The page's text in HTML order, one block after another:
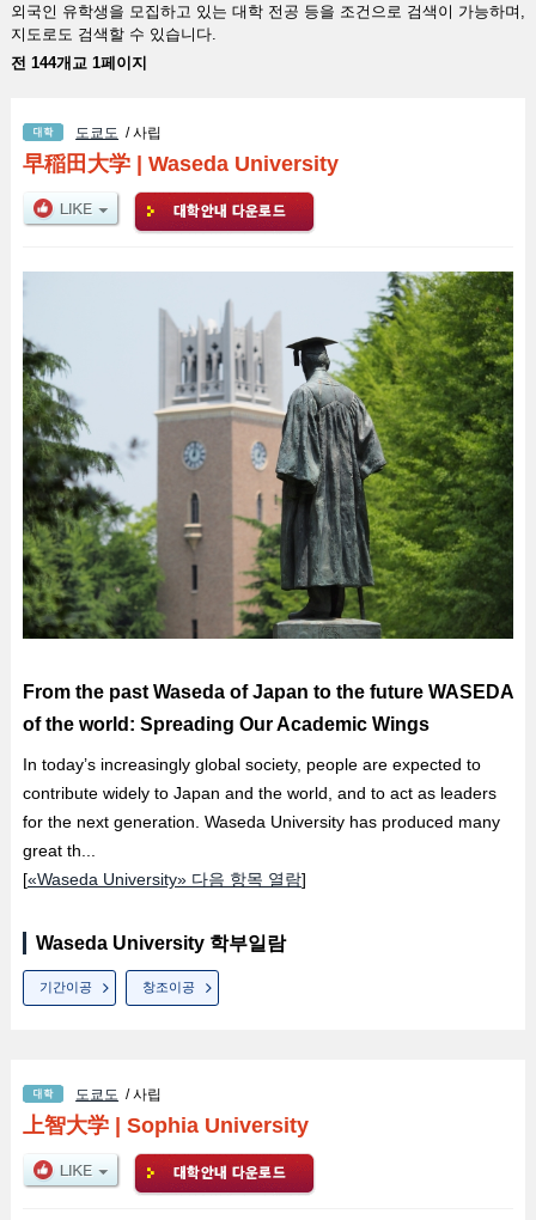
외국인 유학생을 모집하고 있는 대학 전공 등을 조건으로 검색이 가능하며,
지도로도 검색할 수 있습니다.
전 144개교 1페이지
도쿄도 / 사립
早稲田大学| Waseda University
From the past Waseda of Japan to the future WASEDA
of the world: Spreading Our Academic Wings
In today’s increasingly global society, people are expected to
contribute widely to Japan and the world, and to act as leaders
for the next generation. Waseda University has produced many
great th...
[«Waseda University» 다음 항목 열람]
Waseda University 학부일람
기간이공 창조이공
도쿄도 / 사립
上智大学| Sophia University